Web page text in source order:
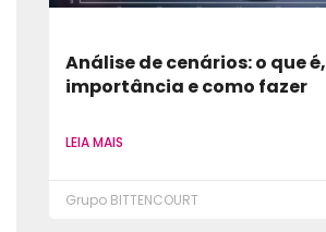
Análise de cenários: o que é,
importância e como fazer
LEIA MAIS
Grupo BITTENCOURT